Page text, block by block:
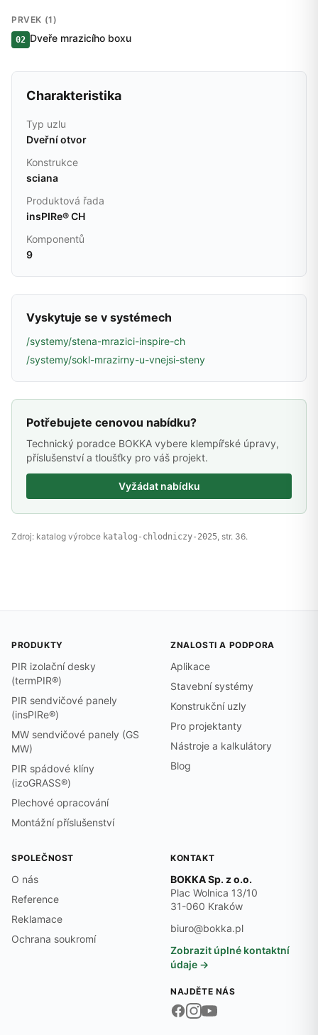
PRVEK (1)
02 Dveře mrazicího boxu
Charakteristika
Typ uzlu
Dveřní otvor
Konstrukce
sciana
Produktová řada
insPIRe® CH
Komponentů
9
Vyskytuje se v systémech
/systemy/stena-mrazici-inspire-ch
/systemy/sokl-mrazirny-u-vnejsi-steny
Potřebujete cenovou nabídku?
Technický poradce BOKKA vybere klempířské úpravy,
příslušenství a tloušťky pro váš projekt.
Vyžádat nabídku
Zdroj: katalog výrobce katalog-chlodniczy-2025, str. 36.
PRODUKTY
PIR izolační desky
(termPIR®)
PIR sendvičové panely
(insPIRe®)
MW sendvičové panely (GS
MW)
PIR spádové klíny
(izoGRASS®)
Plechové opracování
Montážní příslušenství
ZNALOSTI A PODPORA
Aplikace
Stavební systémy
Konstrukční uzly
Pro projektanty
Nástroje a kalkulátory
Blog
SPOLEČNOST
O nás
Reference
Reklamace
Ochrana soukromí
KONTAKT
BOKKA Sp. z o.o.
Plac Wolnica 13/10
31-060 Kraków
biuro@bokka.pl
Zobrazit úplné kontaktní
údaje →
NAJDĚTE NÁS